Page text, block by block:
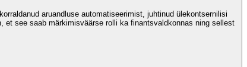
aruandluse automatiseerimist, juhtinud ülekontsernilisi
see saab märkimisväärse rolli ka finantsvaldkonnas ning sellest